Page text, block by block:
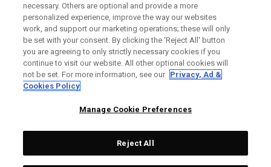
MENTIONS LÉGALES
necessary. Others are optional and provide a more
personalized experience, improve the way our websites
work, and support our marketing operations; these will only
be set with your consent. By clicking the ‘Reject All' button
you are agreeing to only strictly necessary cookies if you
continue to visit our website. All other optional cookies will
not be set. For more information, see our Privacy, Ad &
Cookies Policy
Manage Cookie Preferences
Reject All